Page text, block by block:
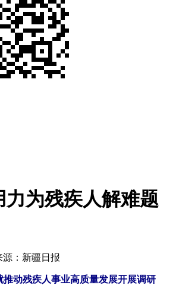
力为残疾人解难题
源：新疆日报
推动残疾人事业高质量发展开展调研